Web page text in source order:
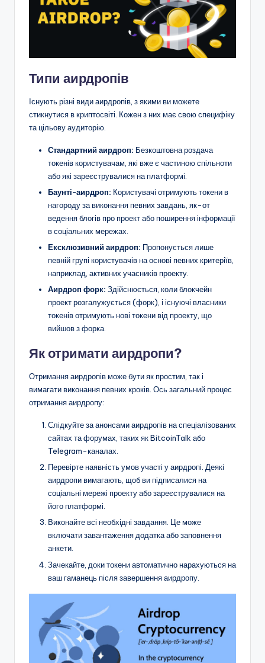
Типи аирдропів
Існують різні види аирдропів, з якими ви можете
стикнутися в криптосвіті. Кожен з них має свою специфіку
та цільову аудиторію.
Стандартний аирдроп: Безкоштовна роздача
токенів користувачам, які вже є частиною спільноти
або які зареєструвалися на платформі.
Баунті-аирдроп: Користувачі отримують токени в
нагороду за виконання певних завдань, як-от
ведення блогів про проект або поширення інформації
в соціальних мережах.
Ексклюзивний аирдроп: Пропонується лише
певній групі користувачів на основі певних критеріїв,
наприклад, активних учасників проекту.
Аирдроп форк: Здійснюється, коли блокчейн
проект розгалужується (форк), і існуючі власники
токенів отримують нові токени від проекту, що
вийшов з форка.
Як отримати аирдропи?
Отримання аирдропів може бути як простим, так і
вимагати виконання певних кроків. Ось загальний процес
отримання аирдропу:
Слідкуйте за анонсами аирдропів на спеціалізованих
сайтах та форумах, таких як BitcoinTalk або
Telegram-каналах.
Перевірте наявність умов участі у аирдропі. Деякі
аирдропи вимагають, щоб ви підписалися на
соціальні мережі проекту або зареєструвалися на
його платформі.
Виконайте всі необхідні завдання. Це може
включати завантаження додатка або заповнення
анкети.
Зачекайте, доки токени автоматично нарахуються на
ваш гаманець після завершення аирдропу.